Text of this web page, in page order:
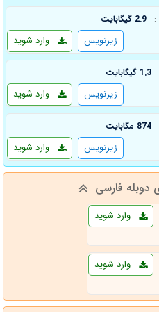
: 2.9 گیگابایت
وارد شوید زیرنویس
1.3 گیگابایت
وارد شوید زیرنویس
874 مگابایت
وارد شوید زیرنویس
دوبله فارسی
وارد شوید
وارد شوید